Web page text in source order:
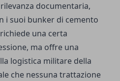
documentaria,
i suoi bunker di cemento
una certa
ma offre una
logistica militare della
che nessuna trattazione